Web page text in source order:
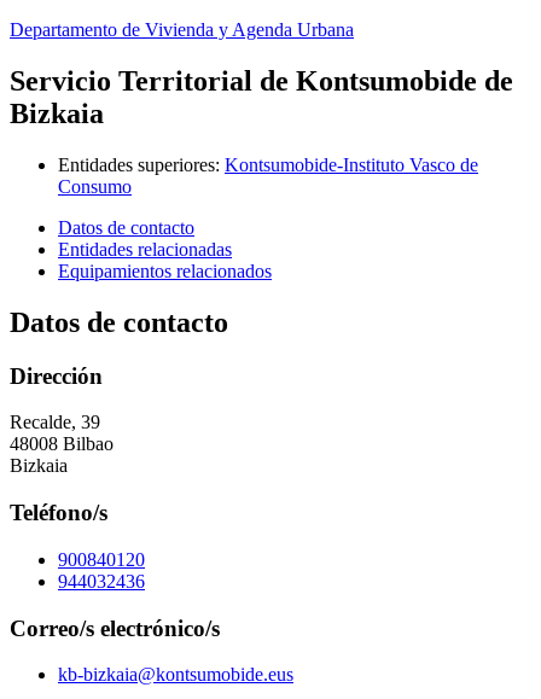
Departamento de Vivienda y Agenda Urbana
Servicio Territorial de Kontsumobide de
Bizkaia
Entidades superiores: Kontsumobide-Instituto Vasco de
Consumo
Datos de contacto
Entidades relacionadas
Equipamientos relacionados
Datos de contacto
Dirección
Recalde, 39
48008 Bilbao
Bizkaia
Teléfono/s
900840120
944032436
Correo/s electrónico/s
kb-bizkaia@kontsumobide.eus